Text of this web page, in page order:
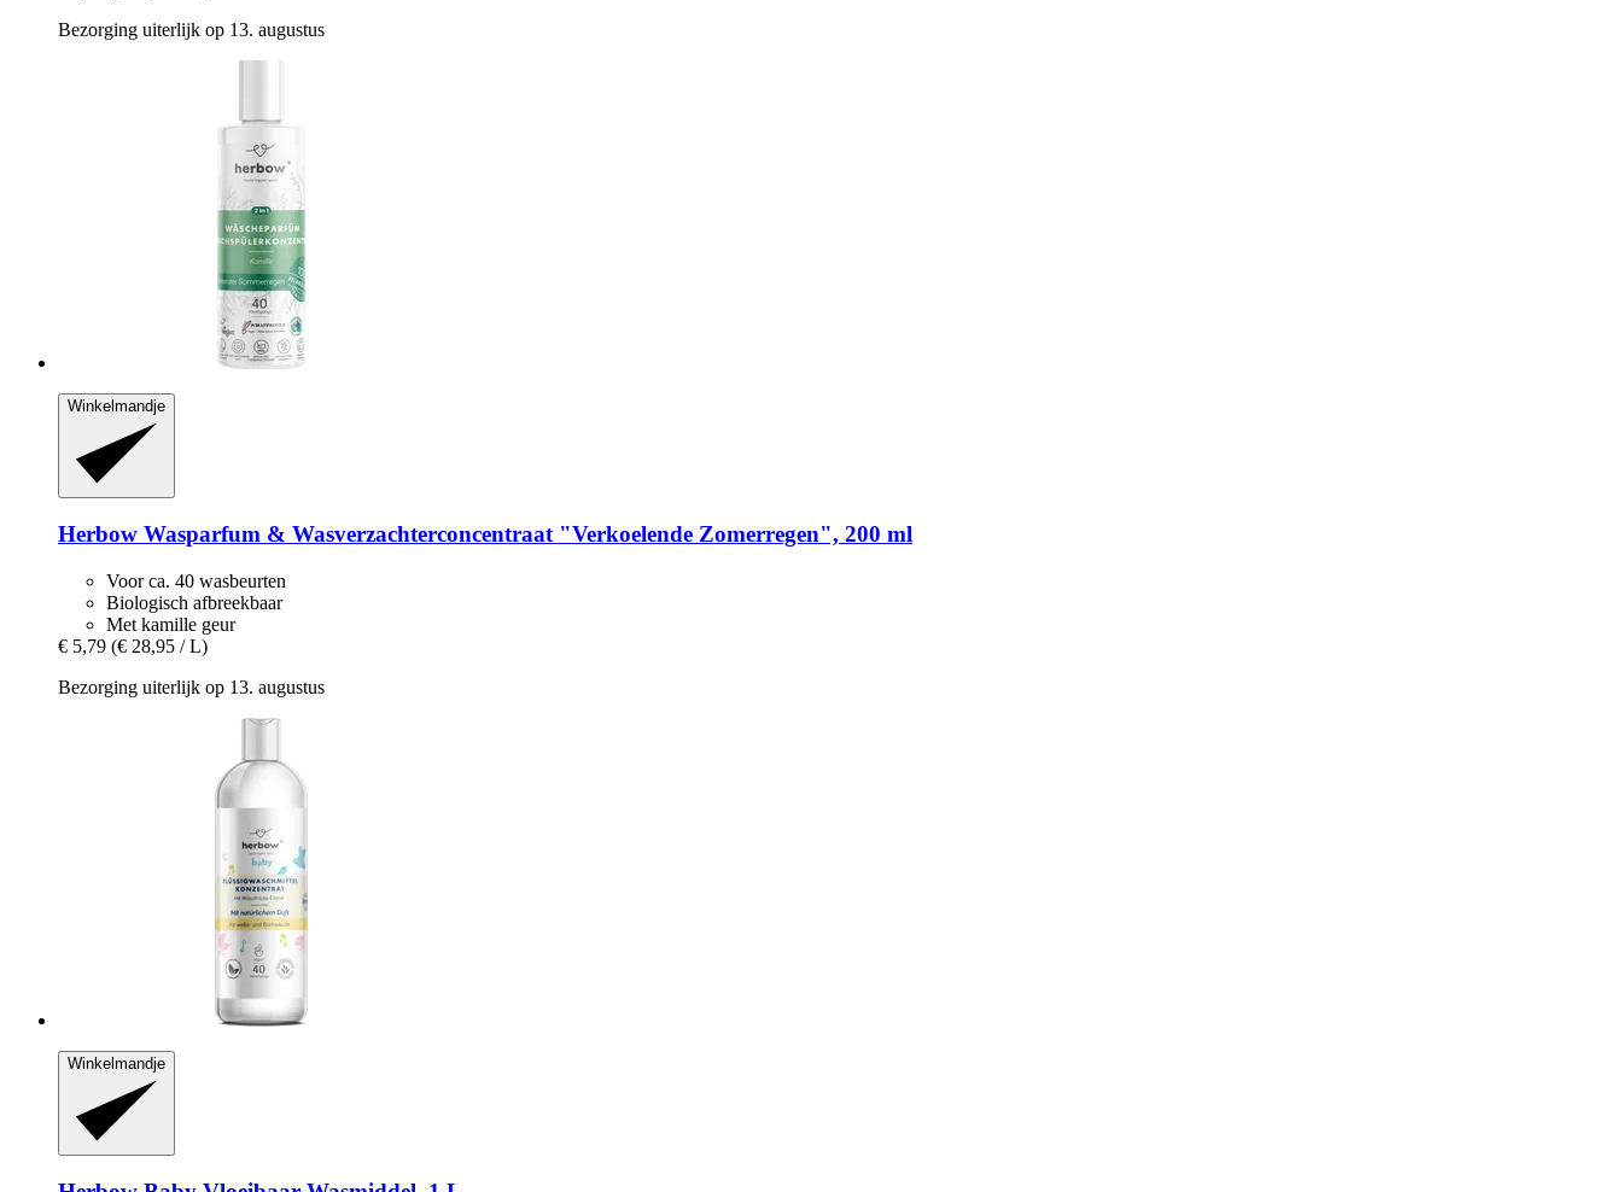
Bezorging uiterlijk op 13. augustus
Winkelmandje
Herbow Wasparfum & Wasverzachterconcentraat "Verkoelende Zomerregen", 200 ml
Voor ca. 40 wasbeurten
Biologisch afbreekbaar
Met kamille geur
€ 5,79 (€ 28,95 / L)
Bezorging uiterlijk op 13. augustus
Winkelmandje